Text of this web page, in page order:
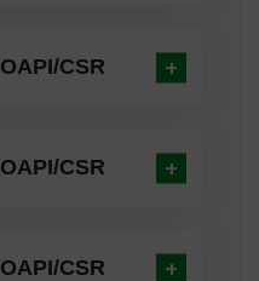
CSR
CSR
CSR